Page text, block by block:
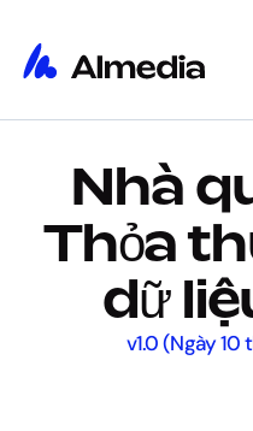
Trang chủ
Trang chủ
Thông tin chi tiết
Thông tin chi tiết
Giới thiệu
Giới thiệu
Việc làm
Việc làm
Bắt đầu
Select
Nhà
Thỏa
dữ
v1.0 (Ngày